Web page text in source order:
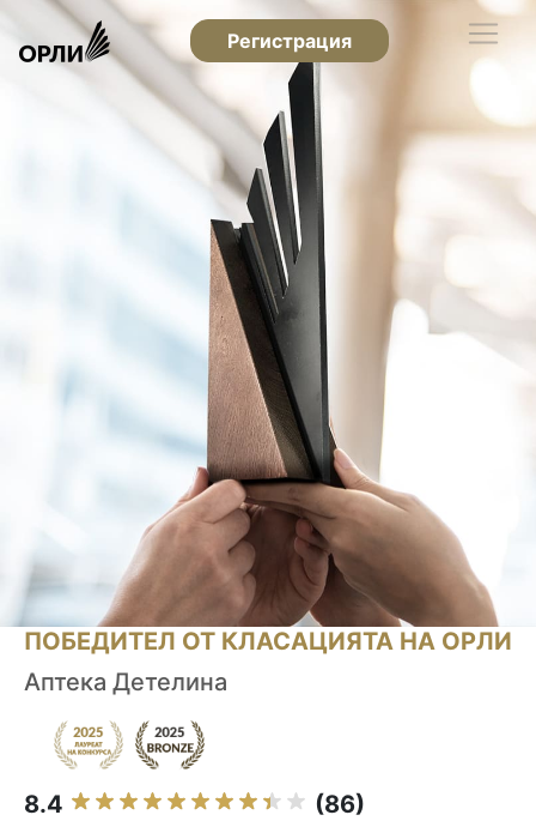
Регистрация
ПОБЕДИТЕЛ ОТ КЛАСАЦИЯТА НА ОРЛИ
Аптека Детелина
8.4 (86)